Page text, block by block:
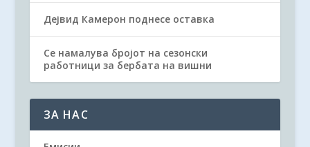
Дејвид Камерон поднесе оставка
Се намалува бројот на сезонски
работници за бербата на вишни
ЗА НАС